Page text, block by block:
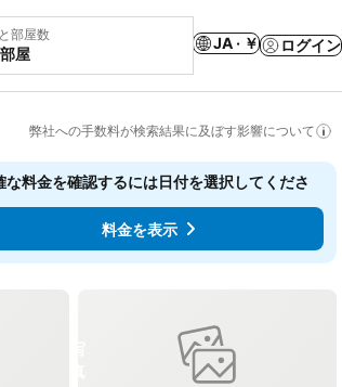
部屋数
屋
JA · ￥ ログイン
弊社への手数料が検索結果に及ぼす影響について
に追加
な料金を確認するには日付を選択してくださ
料金を表示